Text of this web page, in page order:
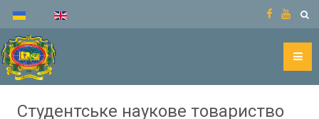
Студентське наукове товариство